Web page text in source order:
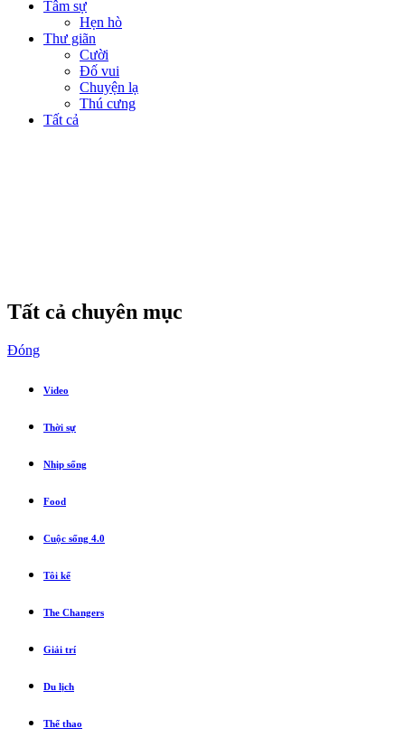
Tâm sự
Hẹn hò
Thư giãn
Cười
Đố vui
Chuyện lạ
Thú cưng
Tất cả
Tất cả chuyên mục
Đóng
Video
Thời sự
Nhịp sống
Food
Cuộc sống 4.0
Tôi kể
The Changers
Giải trí
Du lịch
Thể thao